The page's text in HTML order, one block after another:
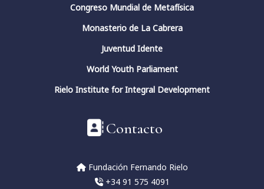
Congreso Mundial de Metafísica
Monasterio de La Cabrera
Juventud Idente
World Youth Parliament
Rielo Institute for Integral Development
Contacto
Fundación Fernando Rielo
+34 91 575 4091